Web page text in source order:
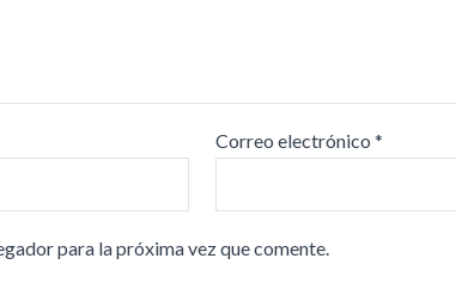
Correo electrónico*
para la próxima vez que comente.